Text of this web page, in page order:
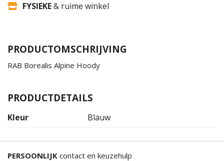
FYSIEKE& ruime winkel
PRODUCTOMSCHRIJVING
RAB Borealis Alpine Hoody
PRODUCTDETAILS
Kleur Blauw
PERSOONLIJK contact en keuzehulp